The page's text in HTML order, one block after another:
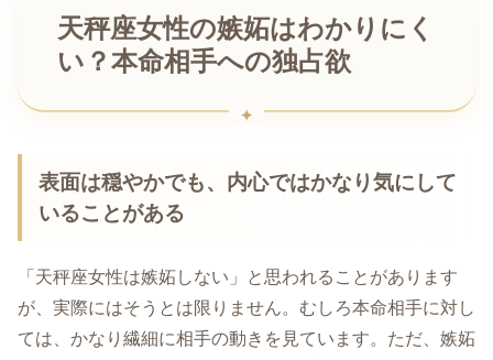
天秤座女性の嫉妬はわかりにく
い？本命相手への独占欲
表面は穏やかでも、内心ではかなり気にして
いることがある
「天秤座女性は嫉妬しない」と思われることがあります
が、実際にはそうとは限りません。むしろ本命相手に対し
ては、かなり繊細に相手の動きを見ています。ただ、嫉妬